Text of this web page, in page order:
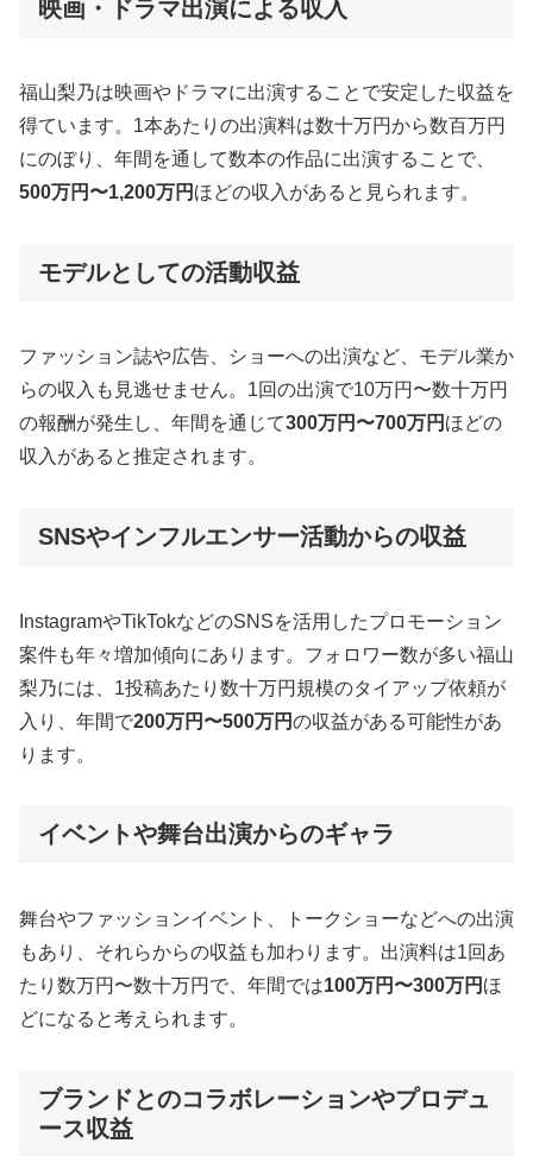
映画・ドラマ出演による収入
福山梨乃は映画やドラマに出演することで安定した収益を
得ています。1本あたりの出演料は数十万円から数百万円
にのぼり、年間を通して数本の作品に出演することで、
500万円〜1,200万円 ほどの収入があると見られます。
モデルとしての活動収益
ファッション誌や広告、ショーへの出演など、モデル業か
らの収入も見逃せません。1回の出演で10万円〜数十万円
の報酬が発生し、年間を通じて300万円〜700万円 ほどの
収入があると推定されます。
SNSやインフルエンサー活動からの収益
InstagramやTikTokなどのSNSを活用したプロモーション
案件も年々増加傾向にあります。フォロワー数が多い福山
梨乃には、1投稿あたり数十万円規模のタイアップ依頼が
入り、年間で200万円〜500万円の収益がある可能性があ
ります。
イベントや舞台出演からのギャラ
舞台やファッションイベント、トークショーなどへの出演
もあり、それらからの収益も加わります。出演料は1回あ
たり数万円〜数十万円で、年間では100万円〜300万円 ほ
どになると考えられます。
ブランドとのコラボレーションやプロデュ
ース収益